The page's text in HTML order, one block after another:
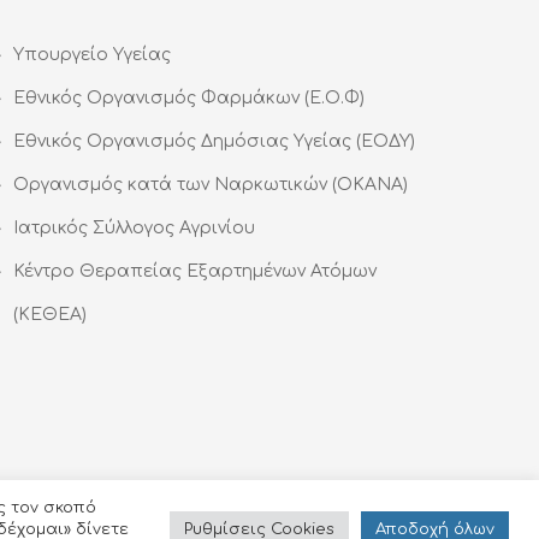
Υπουργείο Υγείας
Εθνικός Οργανισμός Φαρμάκων (Ε.Ο.Φ)
Εθνικός Οργανισμός Δημόσιας Υγείας (ΕΟΔΥ)
Οργανισμός κατά των Ναρκωτικών (ΟΚΑΝΑ)
Ιατρικός Σύλλογος Αγρινίου
Κέντρο Θεραπείας Εξαρτημένων Ατόμων
(ΚΕΘΕΑ)
τον σκοπό
δίνετε
Ρυθμίσεις Cookies Αποδoχή όλων